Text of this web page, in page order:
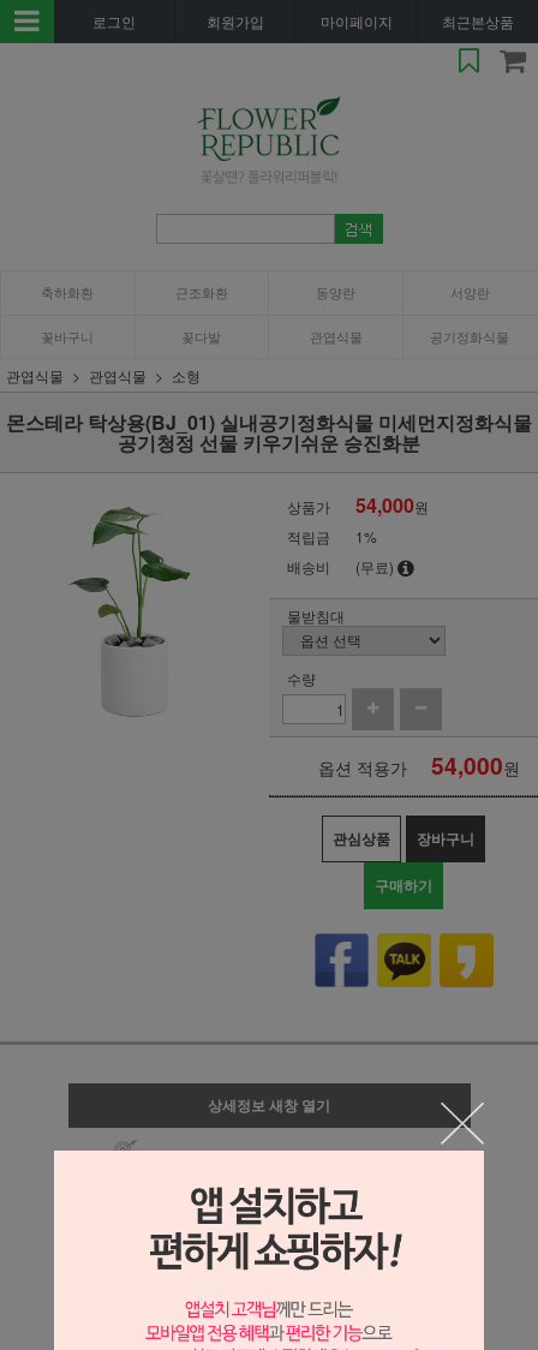
로그인 회원가입 마이페이지 최근본상품
축하화환 근조화환 동양란 서양란
꽃바구니 꽃다발 관엽식물 공기정화식물
관엽식물 관엽식물 소형
몬스테라 탁상용(BJ_01) 실내공기정화식물 미세먼지정화식물
공기청정 선물 키우기쉬운 승진화분
상품가 54,000원
적립금
1%
배송비
(무료)
물받침대
수량
옵션 적용가 54,000원
관심상품 장바구니
구매하기
상세정보 새창 열기